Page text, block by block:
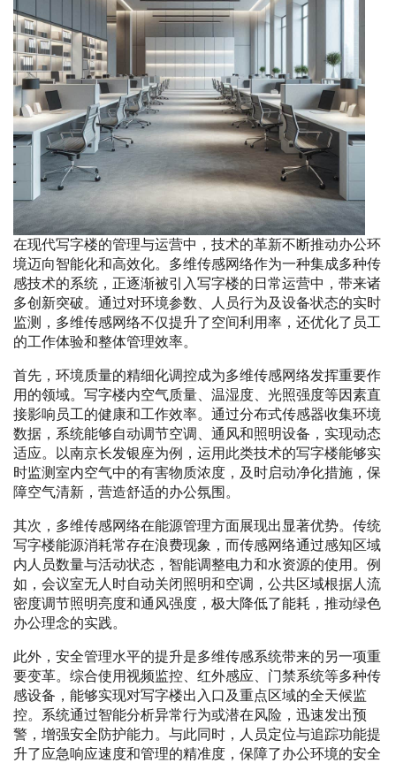
在现代写字楼的管理与运营中，技术的革新不断推动办公环
境迈向智能化和高效化。多维传感网络作为一种集成多种传
感技术的系统，正逐渐被引入写字楼的日常运营中，带来诸
多创新突破。通过对环境参数、人员行为及设备状态的实时
监测，多维传感网络不仅提升了空间利用率，还优化了员工
的工作体验和整体管理效率。
首先，环境质量的精细化调控成为多维传感网络发挥重要作
用的领域。写字楼内空气质量、温湿度、光照强度等因素直
接影响员工的健康和工作效率。通过分布式传感器收集环境
数据，系统能够自动调节空调、通风和照明设备，实现动态
适应。以南京长发银座为例，运用此类技术的写字楼能够实
时监测室内空气中的有害物质浓度，及时启动净化措施，保
障空气清新，营造舒适的办公氛围。
其次，多维传感网络在能源管理方面展现出显著优势。传统
写字楼能源消耗常存在浪费现象，而传感网络通过感知区域
内人员数量与活动状态，智能调整电力和水资源的使用。例
如，会议室无人时自动关闭照明和空调，公共区域根据人流
密度调节照明亮度和通风强度，极大降低了能耗，推动绿色
办公理念的实践。
此外，安全管理水平的提升是多维传感系统带来的另一项重
要变革。综合使用视频监控、红外感应、门禁系统等多种传
感设备，能够实现对写字楼出入口及重点区域的全天候监
控。系统通过智能分析异常行为或潜在风险，迅速发出预
警，增强安全防护能力。与此同时，人员定位与追踪功能提
升了应急响应速度和管理的精准度，保障了办公环境的安全